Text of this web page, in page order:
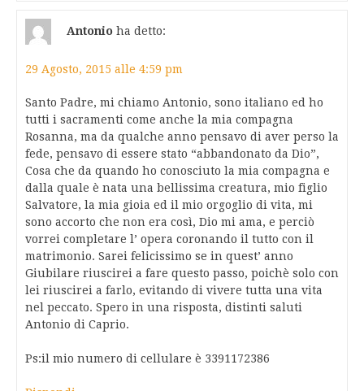
Antonio ha detto:
29 Agosto, 2015 alle 4:59 pm
Santo Padre, mi chiamo Antonio, sono italiano ed ho
tutti i sacramenti come anche la mia compagna
Rosanna, ma da qualche anno pensavo di aver perso la
fede, pensavo di essere stato “abbandonato da Dio”,
Cosa che da quando ho conosciuto la mia compagna e
dalla quale è nata una bellissima creatura, mio figlio
Salvatore, la mia gioia ed il mio orgoglio di vita, mi
sono accorto che non era così, Dio mi ama, e perciò
vorrei completare l’ opera coronando il tutto con il
matrimonio. Sarei felicissimo se in quest’ anno
Giubilare riuscirei a fare questo passo, poichè solo con
lei riuscirei a farlo, evitando di vivere tutta una vita
nel peccato. Spero in una risposta, distinti saluti
Antonio di Caprio.
Ps:il mio numero di cellulare è 3391172386